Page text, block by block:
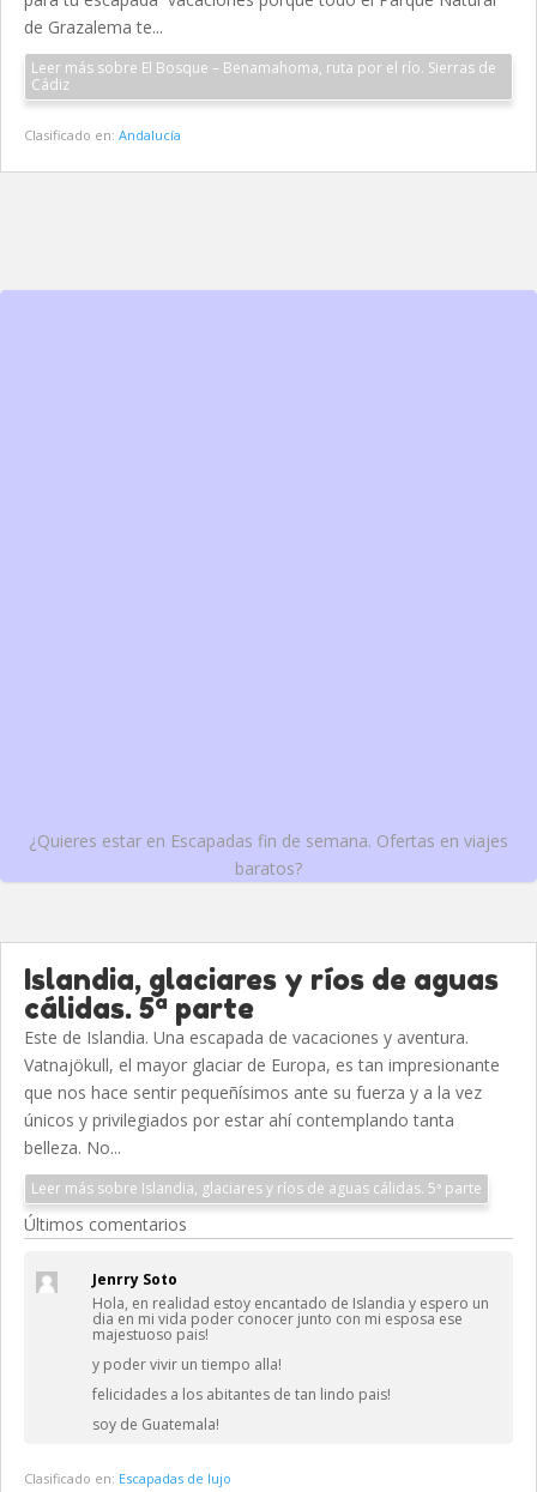
de Grazalema te...
Leer más sobre El Bosque – Benamahoma, ruta por el río. Sierras de
Cádiz
Clasificado en: Andalucía
¿Quieres estar en Escapadas fin de semana. Ofertas en viajes
baratos?
Islandia, glaciares y ríos de aguas
cálidas. 5ª parte
Este de Islandia. Una escapada de vacaciones y aventura.
Vatnajökull, el mayor glaciar de Europa, es tan impresionante
que nos hace sentir pequeñísimos ante su fuerza y a la vez
únicos y privilegiados por estar ahí contemplando tanta
belleza. No...
Leer más sobre Islandia, glaciares y ríos de aguas cálidas. 5ª parte
Últimos comentarios
Jenrry Soto
Hola, en realidad estoy encantado de Islandia y espero un
dia en mi vida poder conocer junto con mi esposa ese
majestuoso pais!
y poder vivir un tiempo alla!
felicidades a los abitantes de tan lindo pais!
soy de Guatemala!
Clasificado en: Escapadas de lujo